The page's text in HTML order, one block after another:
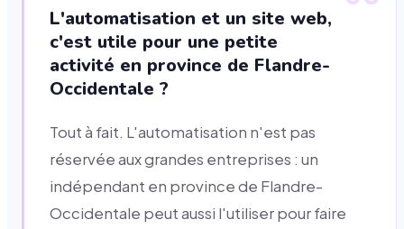
L'automatisation et un site web,
c'est utile pour une petite
activité en province de Flandre-
Occidentale ?
Tout à fait. L'automatisation n'est pas
réservée aux grandes entreprises : un
indépendant en province de Flandre-
Occidentale peut aussi l'utiliser pour faire